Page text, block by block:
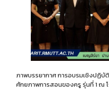
ภาพบรรยากาศ การอบรมเชิงปฏิ
ศักยภาพการสอนของครู รุ่นที่ 1 ณ